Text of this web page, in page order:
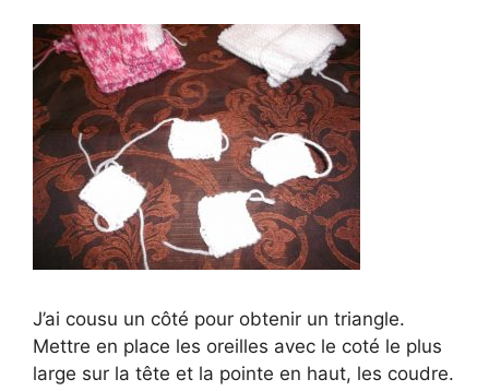
J’ai cousu un côté pour obtenir un triangle.
Mettre en place les oreilles avec le coté le plus
large sur la tête et la pointe en haut, les coudre.